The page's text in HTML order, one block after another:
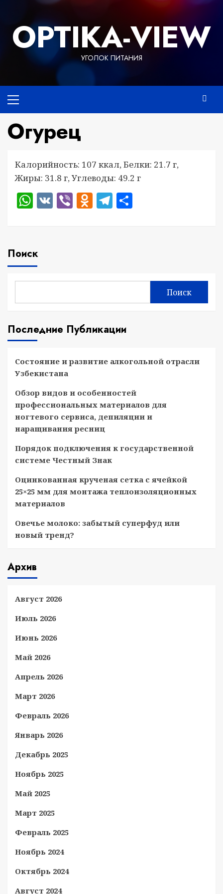
содержимому
OPTIKA-VIEW
УГОЛОК ПИТАНИЯ
меню
Огурец
Калорийность: 107 ккал, Белки: 21.7 г,
Жиры: 31.8 г, Углеводы: 49.2 г
WhatsApp
VKViberOdnoklassniki
Telegram
Поиск
Поиск
Последние Публикации
Состояние и развитие алкогольной отрасли
Узбекистана
Обзор видов и особенностей
профессиональных материалов для
ногтевого сервиса, депиляции и
наращивания ресниц
Порядок подключения к государственной
системе Честный Знак
Оцинкованная крученая сетка с ячейкой
25×25 мм для монтажа теплоизоляционных
материалов
Овечье молоко: забытый суперфуд или
новый тренд?
Архив
Август 2026
Июль 2026
Июнь 2026
Май 2026
Апрель 2026
Март 2026
Февраль 2026
Январь 2026
Декабрь 2025
Ноябрь 2025
Май 2025
Март 2025
Февраль 2025
Ноябрь 2024
Октябрь 2024
Август 2024